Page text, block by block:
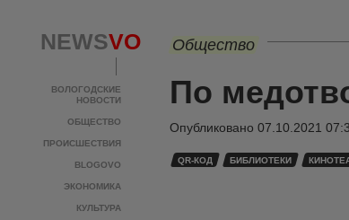
NEWSVO
ВОЛОГОДСКИЕ
НОВОСТИ
ОБЩЕСТВО
ПРОИСШЕСТВИЯ
BLOGOVO
ЭКОНОМИКА
КУЛЬТУРА
Общество
По
Опубликовано 07.10.2021
QR-КОД БИБЛИОТЕКИ